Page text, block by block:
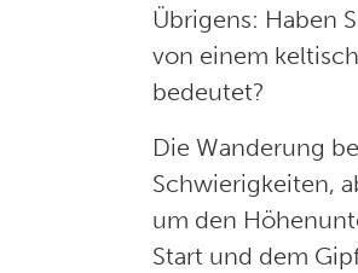
Übrigens: Haben
von einem
bedeutet?
Die Wanderung
Schwierigkeiten,
um den
Start und dem